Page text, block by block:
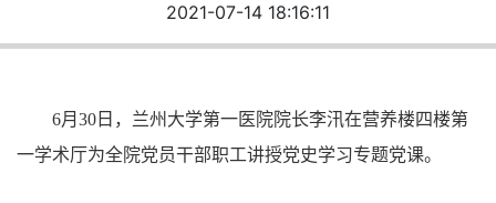
2021-07-14 18:16:11
6月30日，兰州大学第一医院院长李汛在营养楼四楼第
一学术厅为全院党员干部职工讲授党史学习专题党课。